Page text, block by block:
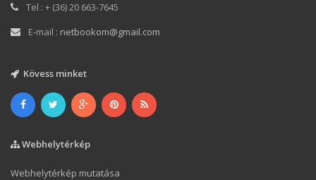
Tel : + (36) 20 663-7645
E-mail : netbookom@gmail.com
Kövess minket
Webhelytérkép
Webhelytérkép mutatása